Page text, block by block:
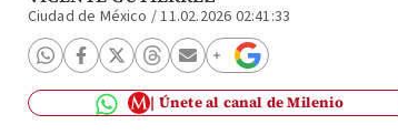
Ciudad de México /11.02.2026 02:41:33
Únete al canal de Milenio